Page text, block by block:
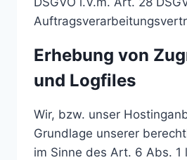
Erhebung von
und Logfiles
Wir, bzw. unser
Grundlage unserer
im Sinne des Art. 6 Abs. 1